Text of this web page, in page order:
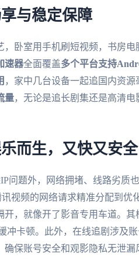
与稳定保障
卧室用手机刷短视频，书房
速器全面覆盖多个平台支持
，家中几台设备一起追国内资
量，无论是追长剧集还是高清
而生，又快又安全
问题外，网络拥堵、线路劣质也
视频的网络请求精准分配到优
开，就像开了影音专用车道。
冲卡顿。此外，在线追剧涉及账
保账号安全和观影隐私无泄漏